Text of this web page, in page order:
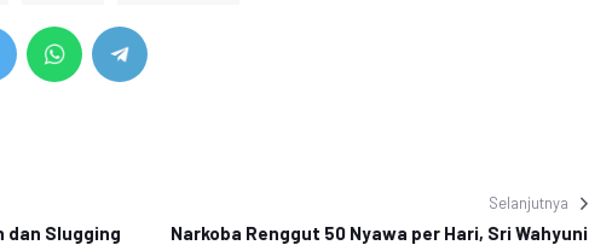
dan Slugging
Selanjutnya
Narkoba Renggut 50 Nyawa per Hari, Sri Wahyuni